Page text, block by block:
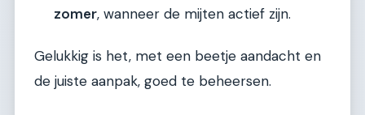
zomer, wanneer de mijten actief zijn.
Gelukkig is het, met een beetje aandacht en
de juiste aanpak, goed te beheersen.